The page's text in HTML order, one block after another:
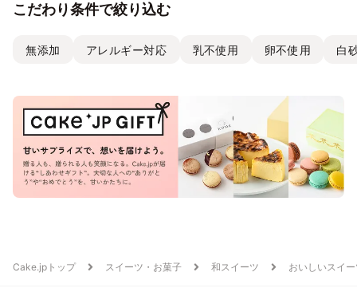
こだわり条件で絞り込む
無添加 アレルギー対応 乳不使用 卵不使用 白
Cake.jpトップ スイーツ・お菓子 和スイーツ おいしいスイ